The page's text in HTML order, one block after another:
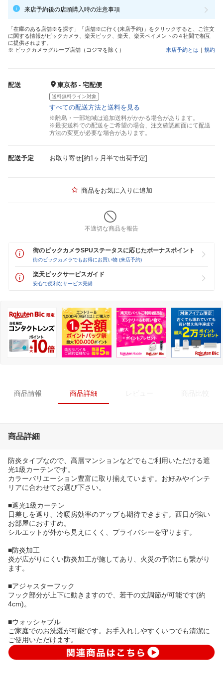
来店予約後の店頭購入時の注意事項
「在庫のある店舗※を探す」「店舗※に行く(来店予約)」をクリックすると、ご注文
に関する情報がビックカメラ、楽天ビック、楽天、楽天ペイメントの４社間で相互
に提供されます。
※ ビックカメラグループ店舗（コジマを除く）
来店予約とは ｜ 規約
配送 東京都 - 宅配便
送料無料ライン対象
すべての配送方法と送料を見る
※離島・一部地域は追加送料がかかる場合があります。
※最安送料での配送をご希望の場合、注文確認画面にて配送
方法の変更が必要な場合があります。
配送予定 お取り寄せ[約1ヶ月半で出荷予定]
商品をお気に入りに追加
不適切な商品を報告
街のビックカメラSPUステータスに応じたボーナスポイント
街のビックカメラでもお得にお買い物 (来店予約)
楽天ビックサービスガイド
安心で便利なサービス完備
商品情報 商品詳細
商品詳細
防炎タイプなので、高層マンションなどでもご利用いただける遮
光1級カーテンです。
カラーバリエーション豊富に取り揃えています。お好みやインテ
リアに合わせてお選び下さい。
■遮光1級カーテン
日差しを遮り、冷暖房効率のアップも期待できます。西日が強い
お部屋におすすめ。
シルエットが外から見えにくく、プライバシーを守ります。
■防炎加工
炎が広がりにくい防炎加工が施してあり、火災の予防にも繋がり
ます。
■アジャスターフック
フック部分が上下に動きますので、若干の丈調節が可能です(約
4cm)。
■ウォッシャブル
ご家庭でのお洗濯が可能です。お手入れしやすくいつでも清潔に
ご使用いただけます。